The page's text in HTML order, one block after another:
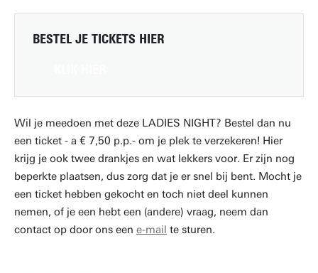
BESTEL JE TICKETS HIER
Wil je meedoen met deze LADIES NIGHT? Bestel dan nu
een ticket - a € 7,50 p.p.- om je plek te verzekeren! Hier
krijg je ook twee drankjes en wat lekkers voor. Er zijn nog
beperkte plaatsen, dus zorg dat je er snel bij bent. Mocht je
een ticket hebben gekocht en toch niet deel kunnen
nemen, of je een hebt een (andere) vraag, neem dan
contact op door ons een e-mail te sturen.